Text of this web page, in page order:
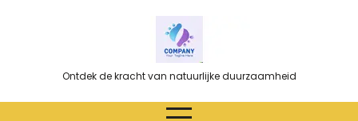
Ontdek de kracht van natuurlijke duurzaamheid